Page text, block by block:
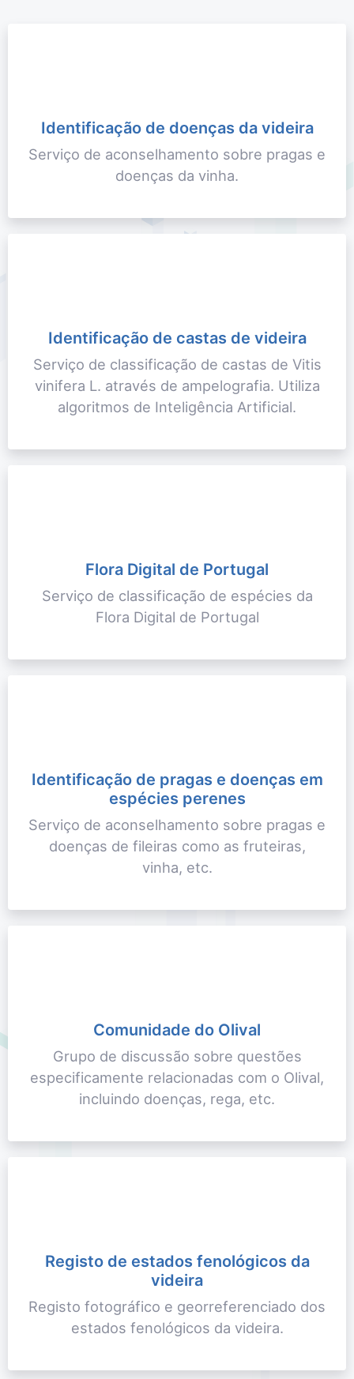
Identificação de doenças da videira
Serviço de aconselhamento sobre pragas e
doenças da vinha.
Identificação de castas de videira
Serviço de classificação de castas de Vitis
vinifera L. através de ampelografia. Utiliza
algoritmos de Inteligência Artificial.
Flora Digital de Portugal
Serviço de classificação de espécies da
Flora Digital de Portugal
Identificação de pragas e doenças em
espécies perenes
Serviço de aconselhamento sobre pragas e
doenças de fileiras como as fruteiras,
vinha, etc.
Comunidade do Olival
Grupo de discussão sobre questões
especificamente relacionadas com o Olival,
incluindo doenças, rega, etc.
Registo de estados fenológicos da
videira
Registo fotográfico e georreferenciado dos
estados fenológicos da videira.